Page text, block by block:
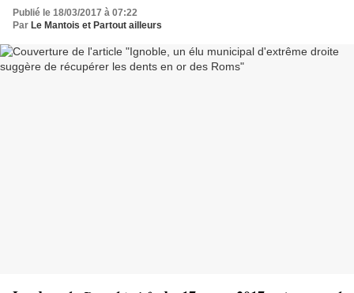
Publié le 18/03/2017 à 07:22
Par Le Mantois et Partout ailleurs